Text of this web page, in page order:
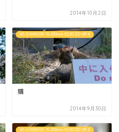
2014年10月2日
AF-S NIKKOR 70-200mm f/2.8G ED VR II
猫
2014年9月30日
AF-S NIKKOR 70-200mm f/2.8G ED VR II